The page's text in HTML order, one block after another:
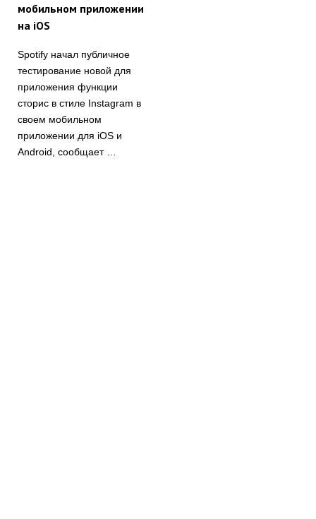
мобильном приложении
на iOS
Spotify начал публичное
тестирование новой для
приложения функции
сторис в стиле Instagram в
своем мобильном
приложении для iOS и
Android, сообщает …